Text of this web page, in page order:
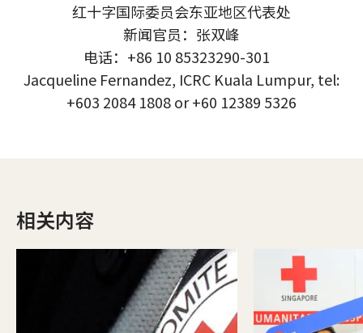
红十字国际委员会东亚地区代表处
新闻官员：张双峰
电话：+86 10 85323290-301
Jacqueline Fernandez, ICRC Kuala Lumpur, tel:
+603 2084 1808 or +60 12389 5326
相关内容